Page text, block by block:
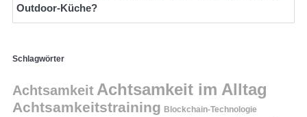
Outdoor-Küche?
Schlagwörter
Achtsamkeit Achtsamkeit im Alltag
Achtsamkeitstraining Blockchain-Technologie